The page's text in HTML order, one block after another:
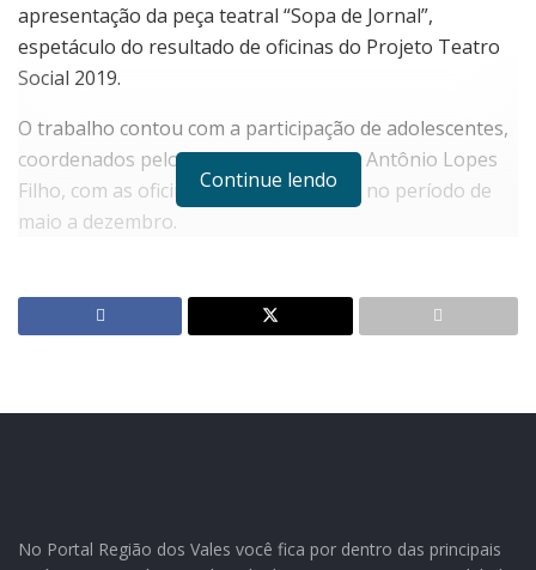
apresentação da peça teatral “Sopa de Jornal”,
espetáculo do resultado de oficinas do Projeto Teatro
Social 2019.
O trabalho contou com a participação de adolescentes,
coordenados pelo professor de teatro Antônio Lopes
Filho, com as oficinas sendo realizadas no período de
maio a dezembro.
familiares dos participantes e representantes das
secretarias municipais, bem como órgãos que
dos adolescentes do município.
Continue lendo
No Portal Região dos Vales você fica por dentro das principais